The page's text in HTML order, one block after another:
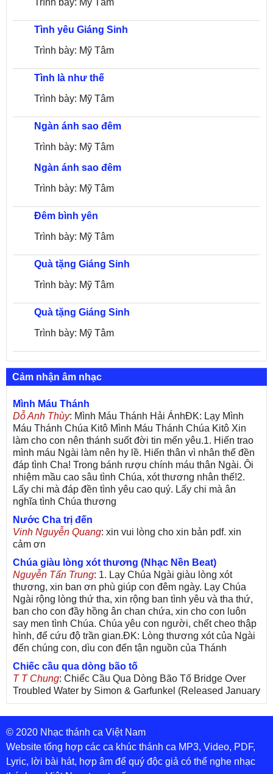
Trình bày: Mỹ Tâm
Tình yêu Giáng Sinh
Trình bày: Mỹ Tâm
Tình là như thế
Trình bày: Mỹ Tâm
Ngàn ánh sao đêm
Trình bày: Mỹ Tâm
Ngàn ánh sao đêm
Trình bày: Mỹ Tâm
Đêm bình yên
Trình bày: Mỹ Tâm
Quà tặng Giáng Sinh
Trình bày: Mỹ Tâm
Quà tặng Giáng Sinh
Trình bày: Mỹ Tâm
Cảm nhận âm nhạc
Mình Máu Thánh
Dỗ Anh Thùy: Mình Máu Thánh Hải ÁnhĐK: Lạy Mình
Máu Thánh Chúa Kitô Mình Máu Thánh Chúa Kitô Xin
làm cho con nên thánh suốt đời tin mến yêu.1. Hiến trao
mình máu Ngài làm nên hy lề. Hiến thân vì nhân thế đền
đáp tình Cha! Trong bánh rượu chính máu thân Ngài. Ôi
nhiệm mầu cao sâu tình Chúa, xót thương nhân thế!2.
Lấy chi mà đáp đền tình yêu cao quý. Lấy chi mà ân
nghĩa tình Chúa thương
Nước Cha trị đến
Vinh Nguyễn Quang: xin vui lòng cho xin bản pdf. xin
cảm ơn
Chúa giàu lòng xót thương (Nhạc Nền Beat)
Nguyễn Tấn Trung: 1. Lạy Chúa Ngài giàu lòng xót
thương, xin ban ơn phù giúp con đêm ngày. Lạy Chúa
Ngài rộng lòng thứ tha, xin rộng ban tình yêu và tha thứ,
ban cho con đầy hồng ân chan chứa, xin cho con luôn
say men tình Chúa. Chúa yêu con người, chết cheo thập
hình, để cứu độ trần gian.ĐK: Lòng thương xót của Ngài
đến chúng con, dìu con đến tận nguồn của Thánh
Chiếc cầu qua dòng bão tố
T T Chung: Chiếc Cầu Qua Dòng Bão Tố Bridge Over
Troubled Water by Simon & Garfunkel (Released January
26, 1970) Lời Việt: Nhạc Sĩ Vũ Đức Nghiêm Trình Bày:
Chung Tử Lưu
De Colores! (Lời Việt)
Son Vu: Bài hát có lời chưa.Cám ơn
Bài ca dâng Mẹ
© 2020 Nhạc thánh ca Việt Nam
Website tổng hợp các ca khúc thánh ca MP3, Video, PDF,
Lyric, lời bài hát, hợp âm để quý độc giả có thể nghe nhạc